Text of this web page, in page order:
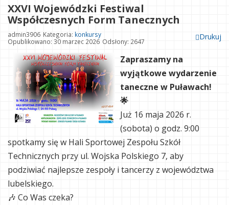
XXVI Wojewódzki Festiwal
Współczesnych Form Tanecznych
Drukuj
admin3906 Kategoria: konkursy
Opublikowano: 30 marzec 2026 Odsłony: 2647
Zapraszamy na
wyjątkowe wydarzenie
taneczne w Puławach!
🌟
Już 16 maja 2026 r.
(sobota) o godz. 9:00
spotkamy się w Hali Sportowej Zespołu Szkół
Technicznych przy ul. Wojska Polskiego 7, aby
podziwiać najlepsze zespoły i tancerzy z województwa
lubelskiego.
🎶 Co Was czeka?